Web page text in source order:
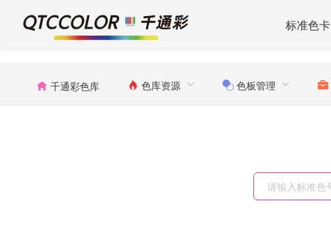
标准色卡
千通彩色库 色库资源 色板管理